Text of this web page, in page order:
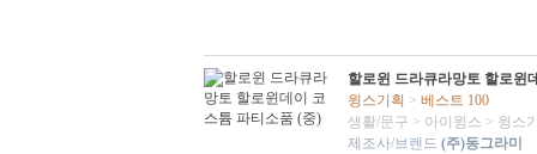
할로윈 드라큐라망토 할로윈
윙스기획 > 베스트 100
생활/문구 > 아이윙스 > 윙스
제조사/브렌드 (주)동그라미